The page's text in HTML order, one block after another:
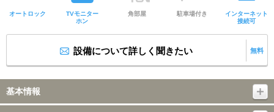
オートロック
TVモニター
ホン
角部屋 駐車場付き
インターネット
接続可
設備について詳しく聞きたい 無料
基本情報